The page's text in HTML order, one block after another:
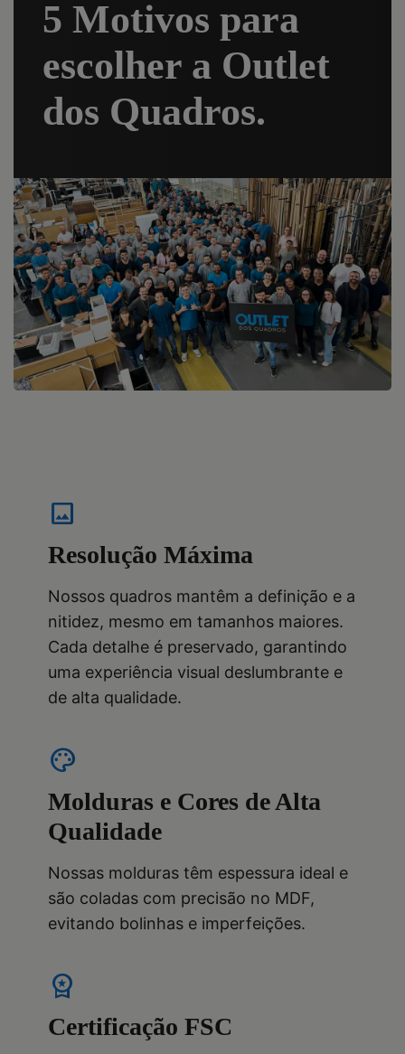
5 Motivos para
escolher a Outlet
dos Quadros.
image
Resolução Máxima
Nossos quadros mantêm a definição e a
nitidez, mesmo em tamanhos maiores.
Cada detalhe é preservado, garantindo
uma experiência visual deslumbrante e
de alta qualidade.
palette
Molduras e Cores de Alta
Qualidade
Nossas molduras têm espessura ideal e
são coladas com precisão no MDF,
evitando bolinhas e imperfeições.
workspace_premium
Certificação FSC